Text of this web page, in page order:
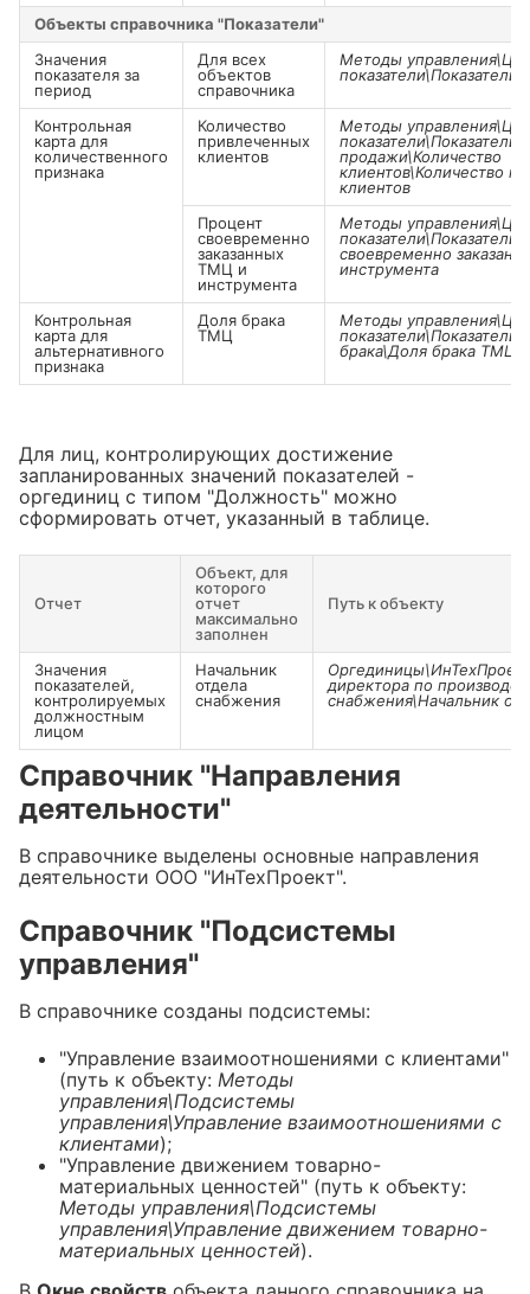
Объекты справочника "Показатели"
Значения
показателя за
период
Для всех
объектов
справочника
Методы
показатели\Показатели
Контрольная
карта для
количественного
признака
Количество
привлеченных
клиентов
Методы
продажи\Количество
клиентов\Количество
клиентов
Процент
своевременно
заказанных
ТМЦ и
инструмента
Методы
своевременно
инструмента
Контрольная
карта для
альтернативного
признака
Доля брака
ТМЦ
Методы
брака\Доля брака ТМЦ
Для лиц, контролирующих достижение
запланированных значений показателей -
оргединиц с типом "Должность" можно
сформировать отчет, указанный в таблице.
Отчет
Объект, для
которого
отчет
максимально
заполнен
Путь к объекту
Значения
показателей,
контролируемых
должностным
лицом
Начальник
отдела
снабжения
директора по
снабжения\Начальник
Справочник "Направления
деятельности"
В справочнике выделены основные направления
деятельности ООО "ИнТехПроект".
Справочник "Подсистемы
управления"
В справочнике созданы подсистемы:
"Управление взаимоотношениями с клиентами"
(путь к объекту: Методы
управления\Подсистемы
управления\Управление взаимоотношениями с
клиентами);
"Управление движением товарно-
материальных ценностей" (путь к объекту:
Методы управления\Подсистемы
управления\Управление движением товарно-
материальных ценностей).